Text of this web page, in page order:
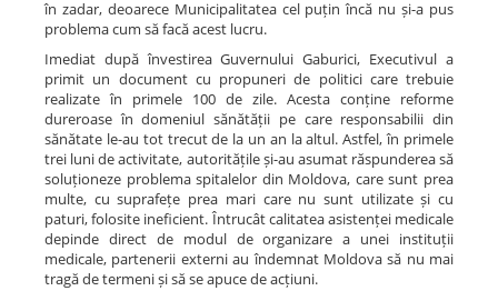
în zadar, deoarece Municipalitatea cel puțin încă nu și-a pus
problema cum să facă acest lucru.
Imediat după învestirea Guvernului Gaburici, Executivul a
primit un document cu propuneri de politici care trebuie
realizate în primele 100 de zile. Acesta conține reforme
dureroase în domeniul sănătății pe care responsabilii din
sănătate le-au tot trecut de la un an la altul. Astfel, în primele
trei luni de activitate, autoritățile și-au asumat răspunderea să
soluționeze problema spitalelor din Moldova, care sunt prea
multe, cu suprafețe prea mari care nu sunt utilizate și cu
paturi, folosite ineficient. Întrucât calitatea asistenței medicale
depinde direct de modul de organizare a unei instituții
medicale, partenerii externi au îndemnat Moldova să nu mai
tragă de termeni și să se apuce de acțiuni.